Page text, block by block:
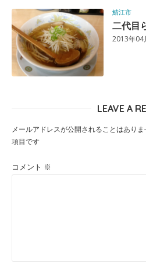
鯖江市
二代目
2013年04
LEAVE A
メールアドレスが公開されることはありま
項目です
コメント ※